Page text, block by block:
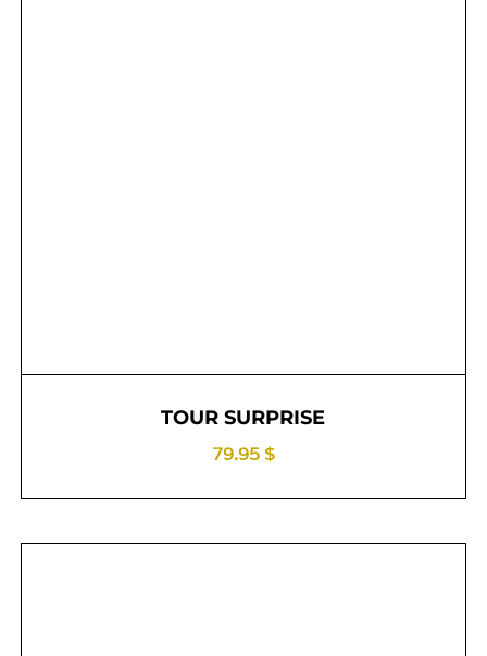
TOUR SURPRISE
79.95 $